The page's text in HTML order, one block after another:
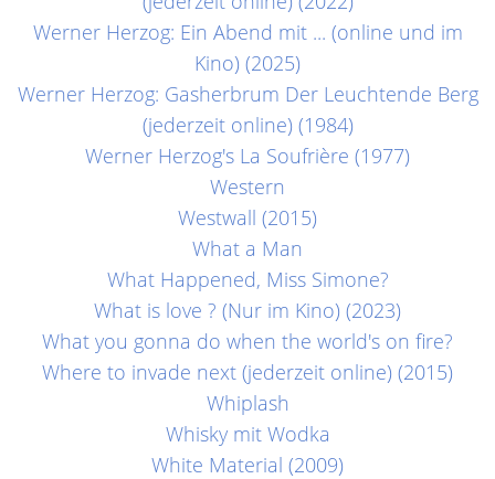
Werner Herzog: Ein Abend mit ... (online und im
Kino) (2025)
Werner Herzog: Gasherbrum Der Leuchtende Berg
(jederzeit online) (1984)
Werner Herzog's La Soufrière (1977)
Western
Westwall (2015)
What a Man
What Happened, Miss Simone?
What is love ? (Nur im Kino) (2023)
What you gonna do when the world's on fire?
Where to invade next (jederzeit online) (2015)
Whiplash
Whisky mit Wodka
White Material (2009)